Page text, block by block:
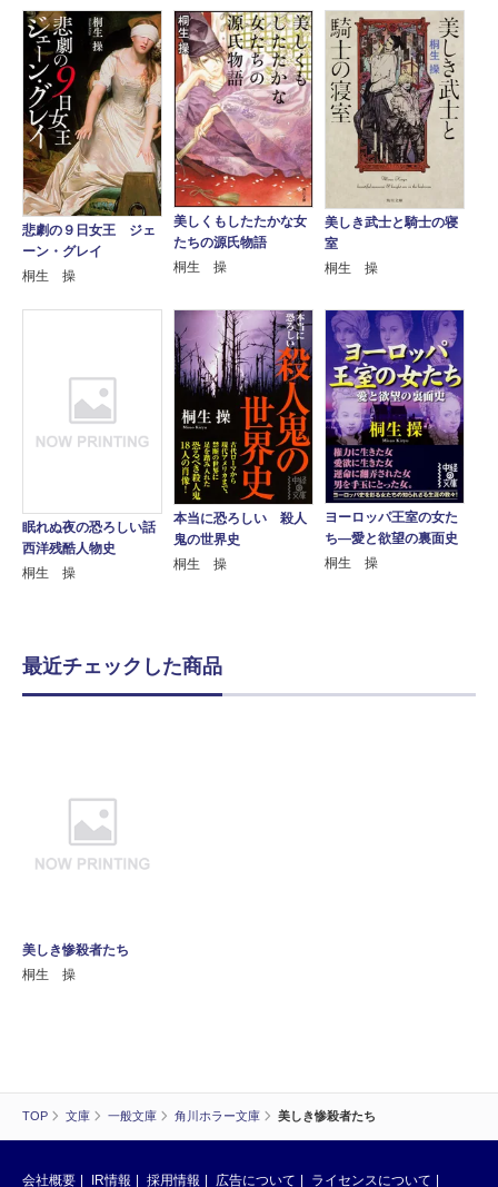
TOP 文庫 一般文庫 角川ホラー文庫 美しき惨殺者たち
悲劇の９日女王 ジェ
ーン・グレイ
桐生 操
美しくもしたたかな女
たちの源氏物語
桐生 操
美しき武士と騎士の寝
室
桐生 操
眠れぬ夜の恐ろしい話
西洋残酷人物史
桐生 操
本当に恐ろしい 殺人
鬼の世界史
桐生 操
ヨーロッパ王室の女た
ち―愛と欲望の裏面史
桐生 操
最近チェックした商品
美しき惨殺者たち
桐生 操
会社概要 IR情報 採用情報 広告について ライセンスについて